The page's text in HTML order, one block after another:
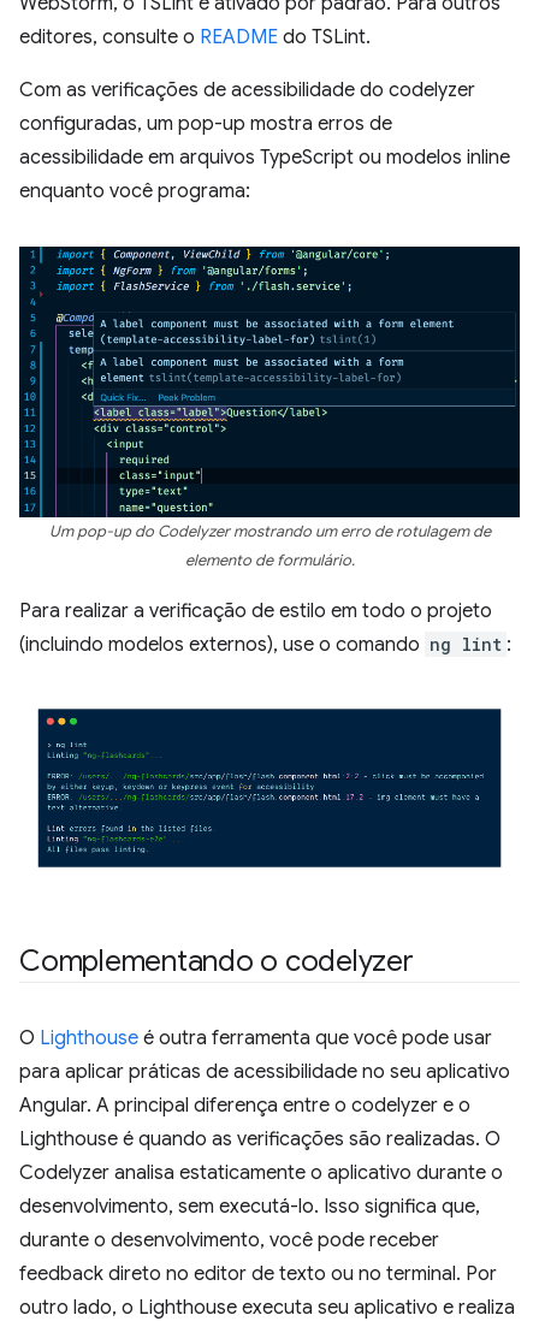
editores, consulte o README do TSLint.
Com as verificações de acessibilidade do codelyzer
configuradas, um pop-up mostra erros de
acessibilidade em arquivos TypeScript ou modelos inline
enquanto você programa:
Um pop-up do Codelyzer mostrando um erro de rotulagem de
elemento de formulário.
Para realizar a verificação de estilo em todo o projeto
(incluindo modelos externos), use o comando ng lint :
Complementando o codelyzer
O Lighthouse é outra ferramenta que você pode usar
para aplicar práticas de acessibilidade no seu aplicativo
Angular. A principal diferença entre o codelyzer e o
Lighthouse é quando as verificações são realizadas. O
Codelyzer analisa estaticamente o aplicativo durante o
desenvolvimento, sem executá-lo. Isso significa que,
durante o desenvolvimento, você pode receber
feedback direto no editor de texto ou no terminal. Por
outro lado, o Lighthouse executa seu aplicativo e realiza